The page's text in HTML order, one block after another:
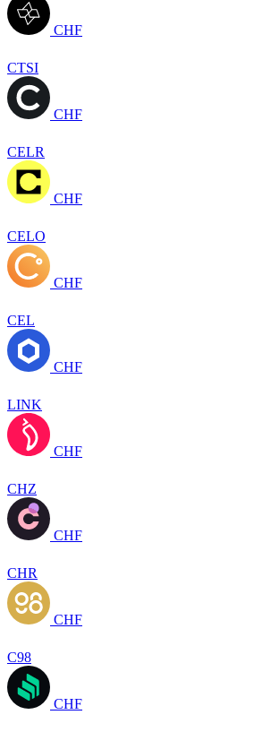
CHF
CTSI
CHF
CELR
CHF
CELO
CHF
CEL
CHF
LINK
CHF
CHZ
CHF
CHR
CHF
C98
CHF